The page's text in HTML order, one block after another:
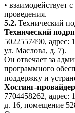
• взаимодействует
проведения.
5.2. Технический
Технический
5022557490, адрес:
ул. Маслова, д. 7).
Он отвечает за
программного
поддержку и
Хостинг-
7704458262, адрес:
д. 16, помещение